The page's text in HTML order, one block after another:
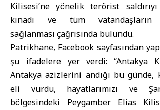
Kilisesi’ne yönelik terörist
kınadı ve tüm vatandaşların
sağlanması çağrısında bulundu.
Patrikhane, Facebook sayfasından
şu ifadelere yer verdi: “Antakya
Antakya azizlerini andığı bu
eli vurdu, hayatlarımızı ve
bölgesindeki Peygamber Elias